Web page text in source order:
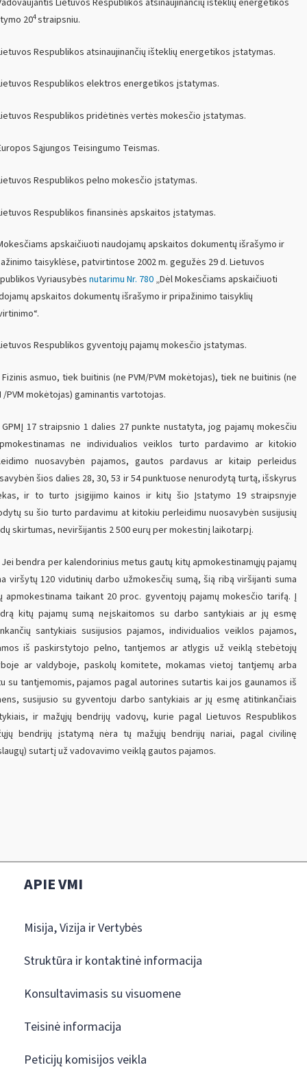
Lietuvos Respublikos atsinaujinančių išteklių energetikos
204straipsniu.
Respublikos atsinaujinančių išteklių energetikos įstatymas.
Respublikos elektros energetikos įstatymas.
Respublikos pridėtinės vertės mokesčio įstatymas.
Sąjungos Teisingumo Teismas.
Respublikos pelno mokesčio įstatymas.
Respublikos finansinės apskaitos įstatymas.
apskaičiuoti naudojamų apskaitos dokumentų išrašymo ir
taisyklėse, patvirtintose 2002 m. gegužės 29 d. Lietuvos
Vyriausybės nutarimu Nr. 780 „Dėl Mokesčiams apskaičiuoti
apskaitos dokumentų išrašymo ir pripažinimo taisyklių
Respublikos gyventojų pajamų mokesčio įstatymas.
Fizinis asmuo, tiek buitinis (ne PVM/PVM mokėtojas), tiek ne buitinis (ne
/PVM mokėtojas) gaminantis vartotojas.
GPMĮ 17 straipsnio 1 dalies 27 punkte nustatyta, jog pajamų mokesčiu
ne individualios veiklos turto pardavimo ar kitokio
nuosavybėn pajamos, gautos pardavus ar kitaip perleidus
šios dalies 28, 30, 53 ir 54 punktuose nenurodytą turtą, išskyrus
ir to turto įsigijimo kainos ir kitų šio Įstatymo 19 straipsnyje
su šio turto pardavimu at kitokiu perleidimu nuosavybėn susijusių
skirtumas, neviršijantis 2 500 eurų per mokestinį laikotarpį.
Jei bendra per kalendorinius metus gautų kitų apmokestinamųjų pajamų
viršytų 120 vidutinių darbo užmokesčių sumą, šią ribą viršijanti suma
apmokestinama taikant 20 proc. gyventojų pajamų mokesčio tarifą. Į
kitų pajamų sumą neįskaitomos su darbo santykiais ar jų esmę
santykiais susijusios pajamos, individualios veiklos pajamos,
iš paskirstytojo pelno, tantjemos ar atlygis už veiklą stebėtojų
ar valdyboje, paskolų komitete, mokamas vietoj tantjemų arba
su tantjemomis, pajamos pagal autorines sutartis kai jos gaunamos iš
susijusio su gyventoju darbo santykiais ar jų esmę atitinkančiais
ir mažųjų bendrijų vadovų, kurie pagal Lietuvos Respublikos
bendrijų įstatymą nėra tų mažųjų bendrijų nariai, pagal civilinę
sutartį už vadovavimo veiklą gautos pajamos.
APIE VMI
Misija, Vizija ir Vertybės
Struktūra ir kontaktinė informacija
Konsultavimasis su visuomene
Teisinė informacija
Peticijų komisijos veikla